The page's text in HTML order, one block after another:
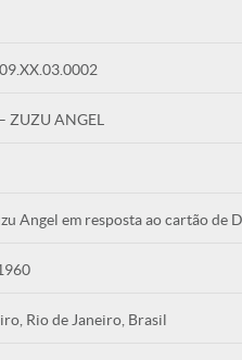
ZUZU ANGEL
Angel em resposta ao cartão de
Rio de Janeiro, Brasil